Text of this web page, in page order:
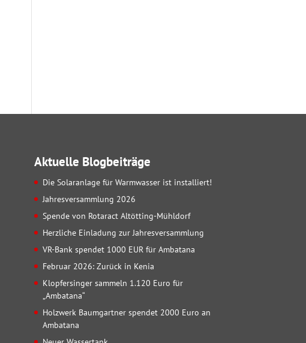
Aktuelle Blogbeiträge
Die Solaranlage für Warmwasser ist installiert!
Jahresversammlung 2026
Spende von Rotaract Altötting-Mühldorf
Herzliche Einladung zur Jahresversammlung
VR-Bank spendet 1000 EUR für Ambatana
Februar 2026: Zurück in Kenia
Klopfersinger sammeln 1.120 Euro für
„Ambatana“
Holzwerk Baumgartner spendet 2000 Euro an
Ambatana